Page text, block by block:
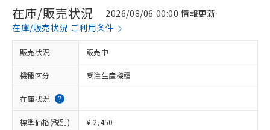
在庫/販売状況
2026/08/06 00:00 情報更新
在庫/販売状況 ご利用条件
販売状況 販売中
機種区分 受注生産機種
在庫状況
標準価格(税別) ¥ 2,450